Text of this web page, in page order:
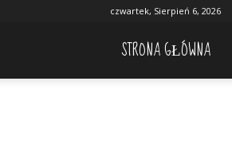
czwartek, Sierpień 6, 2026
STRONA GŁÓWNA